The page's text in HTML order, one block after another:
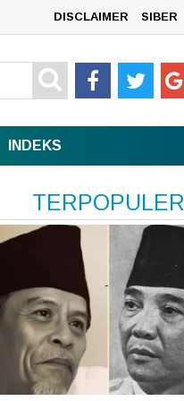
SIBER
DISCLAIMER
INDEKS
TERPOPULER